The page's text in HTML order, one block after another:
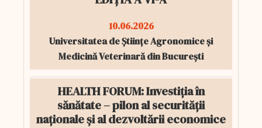
10.06.2026
Universitatea de Științe Agronomice și
Medicină Veterinară din București
HEALTH FORUM: Investiția în
sănătate – pilon al securității
naționale și al dezvoltării economice